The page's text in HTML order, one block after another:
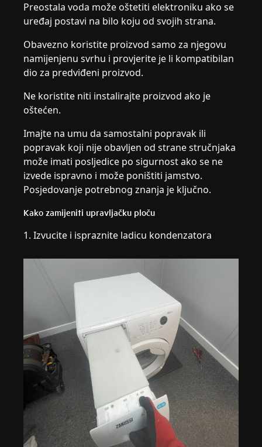
Preostala voda može oštetiti elektroniku ako se
uređaj postavi na bilo koju od svojih strana.
Obavezno koristite proizvod samo za njegovu
namijenjenu svrhu i provjerite je li kompatibilan
dio za predviđeni proizvod.
Ne koristite niti instalirajte proizvod ako je
oštećen.
Imajte na umu da samostalni popravak ili
popravak koji nije obavljen od strane stručnjaka
može imati posljedice po sigurnost ako se ne
izvede ispravno i može poništiti jamstvo.
Posjedovanje potrebnog znanja je ključno.
Kako zamijeniti upravljačku ploču
1. Izvucite i ispraznite ladicu kondenzatora